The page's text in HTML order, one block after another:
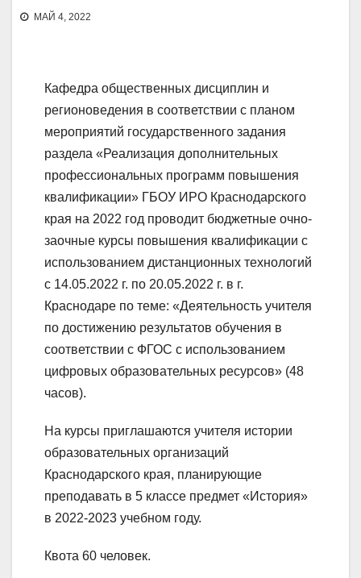
МАЙ 4, 2022
Кафедра общественных дисциплин и
регионоведения в соответствии с планом
мероприятий государственного задания
раздела «Реализация дополнительных
профессиональных программ повышения
квалификации» ГБОУ ИРО Краснодарского
края на 2022 год проводит бюджетные очно-
заочные курсы повышения квалификации с
использованием дистанционных технологий
с 14.05.2022 г. по 20.05.2022 г. в г.
Краснодаре по теме: «Деятельность учителя
по достижению результатов обучения в
соответствии с ФГОС с использованием
цифровых образовательных ресурсов» (48
часов).
На курсы приглашаются учителя истории
образовательных организаций
Краснодарского края, планирующие
преподавать в 5 классе предмет «История»
в 2022-2023 учебном году.
Квота 60 человек.